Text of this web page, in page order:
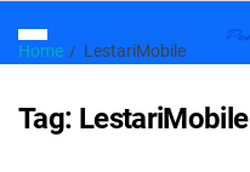
Home LestariMobile
Tag: LestariMobile